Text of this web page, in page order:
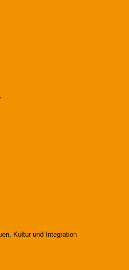
Kultur und Integration